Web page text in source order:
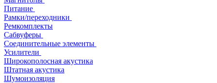
Питание
Рамки/переходники
Ремкомплекты
Сабвуферы
Соединительные элементы
Усилители
Широкополосная акустика
Штатная акустика
Шумоизоляция